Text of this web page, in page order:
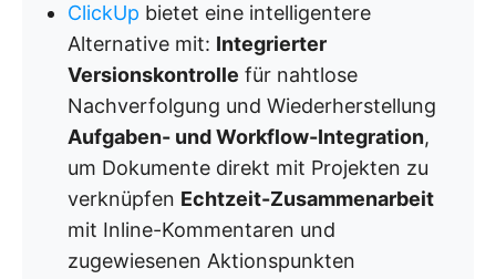
ClickUp bietet eine intelligentere
Alternative mit: Integrierter
Versionskontrolle für nahtlose
Nachverfolgung und Wiederherstellung
Aufgaben- und Workflow-Integration,
um Dokumente direkt mit Projekten zu
verknüpfen Echtzeit-Zusammenarbeit
mit Inline-Kommentaren und
zugewiesenen Aktionspunkten